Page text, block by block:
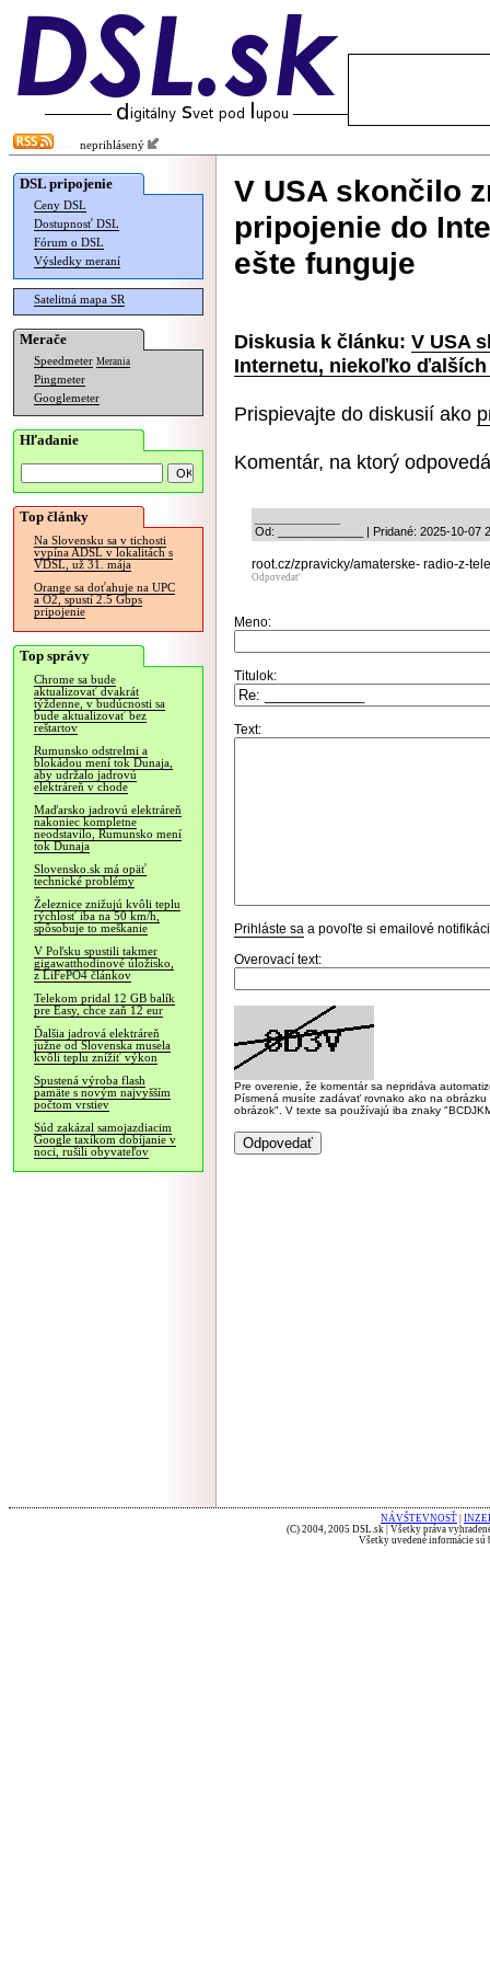
neprihlásený
DSL pripojenie
Ceny DSL
Dostupnosť DSL
Fórum o DSL
Výsledky meraní
Satelitná mapa SR
Merače
Speedmeter Merania
Pingmeter
Googlemeter
Hľadanie
Top články
Na Slovensku sa v tichosti
vypína ADSL v lokalitách s
VDSL, už 31. mája
Orange sa doťahuje na UPC
a O2, spustí 2.5 Gbps
pripojenie
Top správy
Chrome sa bude
aktualizovať dvakrát
týždenne, v budúcnosti sa
bude aktualizovať bez
reštartov
Rumunsko odstrelmi a
blokádou mení tok Dunaja,
aby udržalo jadrovú
elektráreň v chode
Maďarsko jadrovú elektráreň
nakoniec kompletne
neodstavilo, Rumunsko mení
tok Dunaja
Slovensko.sk má opäť
technické problémy
Železnice znižujú kvôli teplu
rýchlosť iba na 50 km/h,
spôsobuje to meškanie
V Poľsku spustili takmer
gigawatthodinové úložisko,
z LiFePO4 článkov
Telekom pridal 12 GB balík
pre Easy, chce zaň 12 eur
Ďalšia jadrová elektráreň
južne od Slovenska musela
kvôli teplu znížiť výkon
Spustená výroba flash
pamäte s novým najvyšším
počtom vrstiev
Súd zakázal samojazdiacim
Google taxíkom dobíjanie v
noci, rušili obyvateľov
V USA skončilo
pripojenie do
ešte funguje
Diskusia k článku: V USA
Internetu, niekoľko
Prispievajte do diskusií ako
Komentár, na ktorý
Od: _____________ | Pridané: 2025-10-07
root.cz/zpravicky/amaterske- radio-z-
Odpovedať
Meno:
Titulok:
Text:
Prihláste sa a povoľte si emailové
Overovací text:
Pre overenie, že komentár sa nepridáva
Písmená musíte zadávať rovnako ako na
obrázok". V texte sa používajú iba znaky
NÁVŠTEVNOSŤ
(C) 2004, 2005 DSL.sk | Všetky práva
Všetky uvedené informácie sú